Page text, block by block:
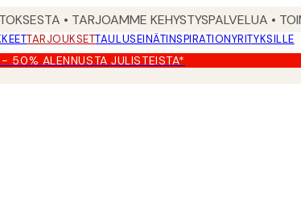
• TARJOAMME KEHYSTYSPALVELUA •
TARJOUKSETTAULUSEINÄTINSPIRATIONYRITYKSILLE
50% ALENNUSTA JULISTEISTA*